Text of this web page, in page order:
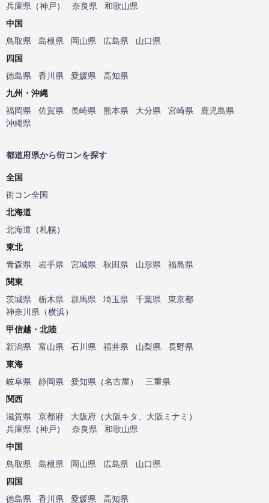
兵庫県 （神戸） 奈良県
和歌山県
中国
鳥取県
島根県 岡山県 広島県
山口県
四国
徳島県
香川県 愛媛県
高知県
九州・沖縄
福岡県
佐賀県 長崎県 熊本県 大分県 宮崎県
鹿児島県
沖縄県
都道府県から街コンを探す
全国
街コン全国
北海道
北海道 （札幌）
東北
青森県
岩手県 宮城県 秋田県 山形県
福島県
関東
茨城県
栃木県 群馬県 埼玉県 千葉県
東京都
神奈川県 （横浜）
甲信越・北陸
新潟県
富山県 石川県 福井県 山梨県
長野県
東海
岐阜県
静岡県 愛知県 （名古屋）
三重県
関西
滋賀県
京都府 大阪府 （大阪キタ 大阪ミナミ ）
兵庫県 （神戸） 奈良県
和歌山県
中国
鳥取県
島根県 岡山県 広島県
山口県
四国
徳島県
香川県 愛媛県 高知県